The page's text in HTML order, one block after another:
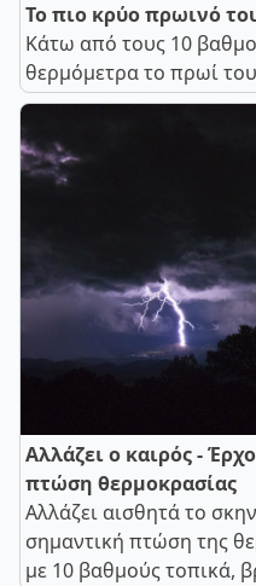
Το πιο κρύο πρωινό
Κάτω από τους 10
θερμόμετρα το πρωί
Αλλάζει ο καιρός -
πτώση θερμοκρασίας
Αλλάζει αισθητά το
σημαντική πτώση της
με 10 βαθμούς τοπικά,